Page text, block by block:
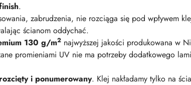
.
zabrudzenia, nie rozciąga się pod wpływem
ścianom oddychać.
130 g/m2 najwyższej jakości produkowana w
promieniami UV nie ma potrzeby dodatkowego
rozcięty i ponumerowany. Klej nakładamy tylko na